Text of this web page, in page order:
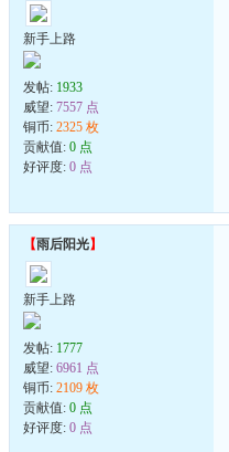
新手上路
发帖: 1933
威望: 7557 点
铜币: 2325 枚
贡献值: 0 点
好评度: 0 点
【雨后阳光】
新手上路
发帖: 1777
威望: 6961 点
铜币: 2109 枚
贡献值: 0 点
好评度: 0 点